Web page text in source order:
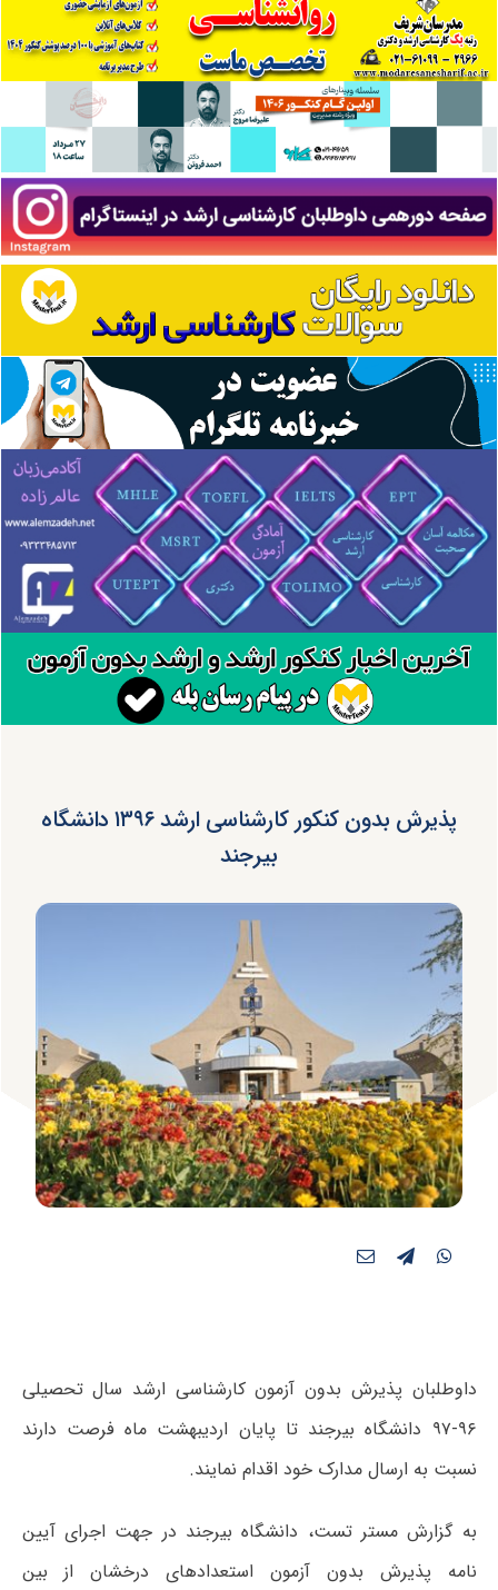
پذیرش بدون کنکور کارشناسی ارشد ۱۳۹۶ دانشگاه
بیرجند
داوطلبان پذیرش بدون آزمون کارشناسی ارشد سال تحصیلی
۹۶-۹۷ دانشگاه بیرجند تا پایان اردیبهشت ماه فرصت دارند
نسبت به ارسال مدارک خود اقدام نمایند.
به گزارش مستر تست، دانشگاه بیرجند در جهت اجرای آیین
نامه پذیرش بدون آزمون استعدادهای درخشان از بین